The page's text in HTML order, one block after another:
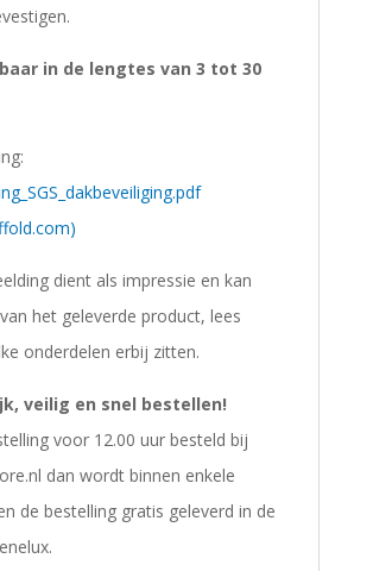
in de lengtes van 3 tot 30
dient als impressie en kan
het geleverde product, lees
onderdelen erbij zitten.
veilig en snel bestellen!
voor 12.00 uur besteld bij
dan wordt binnen enkele
de bestelling gratis geleverd in de